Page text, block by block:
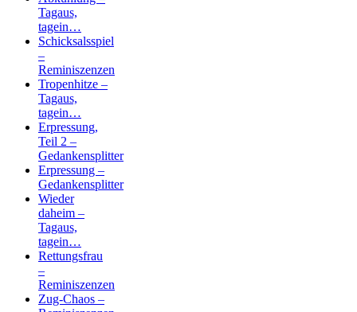
Tagaus,
tagein…
Schicksalsspiel
–
Reminiszenzen
Tropenhitze –
Tagaus,
tagein…
Erpressung,
Teil 2 –
Gedankensplitter
Erpressung –
Gedankensplitter
Wieder
daheim –
Tagaus,
tagein…
Rettungsfrau
–
Reminiszenzen
Zug-Chaos –